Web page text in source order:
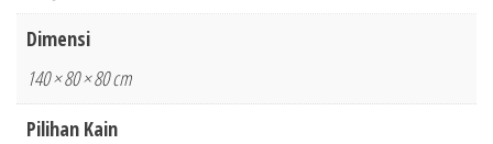
Dimensi
140 × 80 × 80 cm
Pilihan Kain